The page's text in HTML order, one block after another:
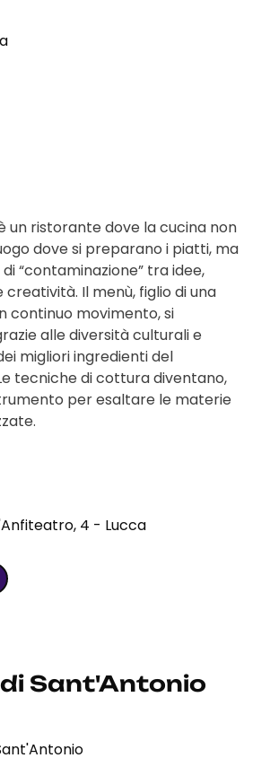
un ristorante dove la cucina non
dove si preparano i piatti, ma
“contaminazione” tra idee,
creatività. Il menù, figlio di una
continuo movimento, si
alle diversità culturali e
migliori ingredienti del
tecniche di cottura diventano,
per esaltare le materie
4 - Lucca
Sant'Antonio